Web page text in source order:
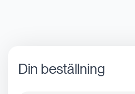
Din beställning